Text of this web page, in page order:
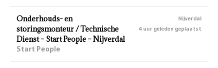
Onderhouds- en
storingsmonteur / Technische
Dienst – Start People – Nijverdal
Start People
Nijverdal
4 uur geleden geplaatst